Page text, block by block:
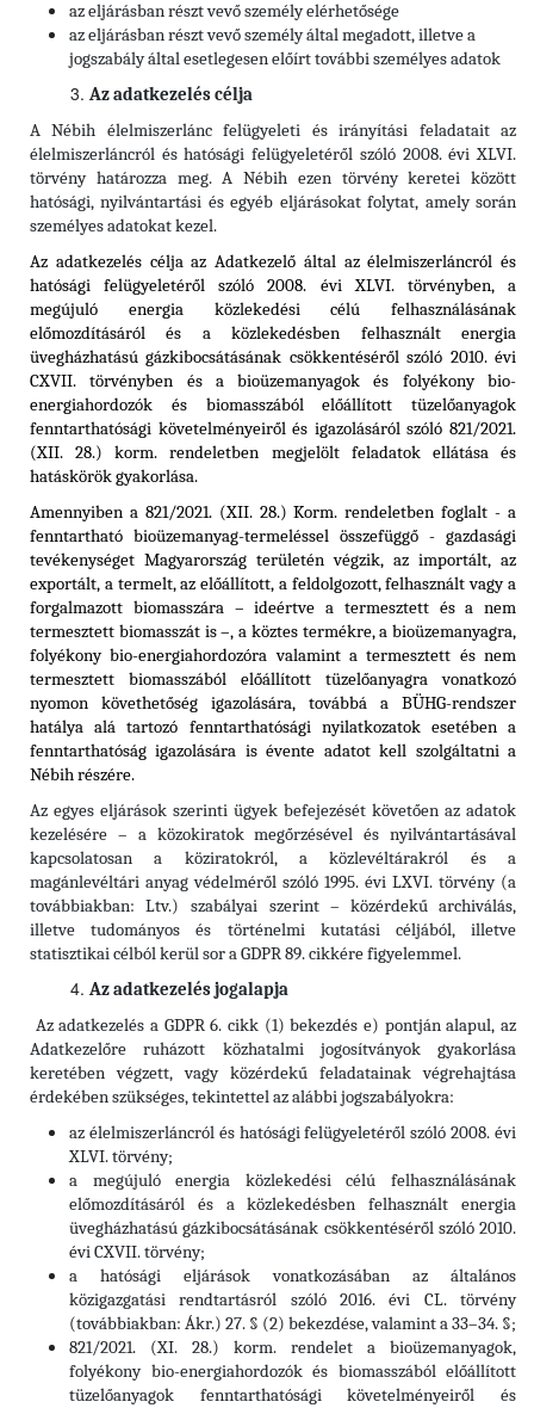
az eljárásban részt vevő személy elérhetősége
az eljárásban részt vevő személy által megadott, illetve a
jogszabály által esetlegesen előírt további személyes adatok
Az adatkezelés célja
A Nébih élelmiszerlánc felügyeleti és irányítási feladatait az
élelmiszerláncról és hatósági felügyeletéről szóló 2008. évi XLVI.
törvény határozza meg. A Nébih ezen törvény keretei között
hatósági, nyilvántartási és egyéb eljárásokat folytat, amely során
személyes adatokat kezel.
Az adatkezelés célja az Adatkezelő által az élelmiszerláncról és
hatósági felügyeletéről szóló 2008. évi XLVI. törvényben, a
megújuló energia közlekedési célú felhasználásának
előmozdításáról és a közlekedésben felhasznált energia
üvegházhatású gázkibocsátásának csökkentéséről szóló 2010. évi
CXVII. törvényben és abioüzemanyagok és folyékony bio-
energiahordozók és biomasszából előállított tüzelőanyagok
fenntarthatósági követelményeiről és igazolásáról szóló 821/2021.
(XII. 28.) korm. rendeletben megjelölt feladatok ellátása és
hatáskörök gyakorlása.
Amennyiben a 821/2021. (XII. 28.) Korm. rendeletben foglalt - a
fenntartható bioüzemanyag-termeléssel összefüggő - gazdasági
tevékenységet Magyarország területén végzik, az importált, az
exportált, a termelt, az előállított, a feldolgozott, felhasznált vagy a
forgalmazott biomasszára – ideértve a termesztett és a nem
termesztett biomasszát is –, a köztes termékre, a bioüzemanyagra,
folyékony bio-energiahordozóra valamint a termesztett és nem
termesztett biomasszából előállított tüzelőanyagra vonatkozó
nyomon követhetőség igazolására, továbbá a BÜHG-rendszer
hatálya alá tartozó fenntarthatósági nyilatkozatok esetében a
fenntarthatóság igazolására is évente adatot kell szolgáltatni a
Nébih részére.
Az egyes eljárások szerinti ügyek befejezését követően az adatok
kezelésére – a közokiratok megőrzésével és nyilvántartásával
kapcsolatosan a köziratokról, a közlevéltárakról és a
magánlevéltári anyag védelméről szóló 1995. évi LXVI. törvény (a
továbbiakban: Ltv.)
szabályai szerint – közérdekű archiválás,
illetve tudományos és történelmi kutatási céljából, illetve
statisztikai célból kerül sor a GDPR 89. cikkére figyelemmel.
Az adatkezelés jogalapja
Az adatkezelés a GDPR 6. cikk (1) bekezdés e) pontján alapul, az
Adatkezelőre ruházott közhatalmi jogosítványok gyakorlása
keretében végzett, vagy közérdekű feladatainak végrehajtása
érdekében szükséges, tekintettel az alábbi jogszabályokra:
az élelmiszerláncról és hatósági felügyeletéről szóló 2008. évi
XLVI. törvény;
a megújuló energia közlekedési célú felhasználásának
előmozdításáról és a közlekedésben felhasznált energia
üvegházhatású gázkibocsátásának csökkentéséről szóló 2010.
évi CXVII. törvény;
a hatósági eljárások vonatkozásában az általános
közigazgatási rendtartásról szóló 2016. évi CL. törvény
(továbbiakban: Ákr.) 27. § (2) bekezdése, valamint a 33–34. §;
821/2021. (XI. 28.) korm. rendelet a bioüzemanyagok,
folyékony bio-energiahordozók és biomasszából előállított
tüzelőanyagok fenntarthatósági követelményeiről és